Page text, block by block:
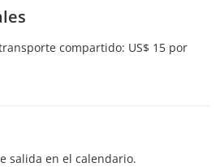
compartido: US$ 15 por
salida en el calendario.